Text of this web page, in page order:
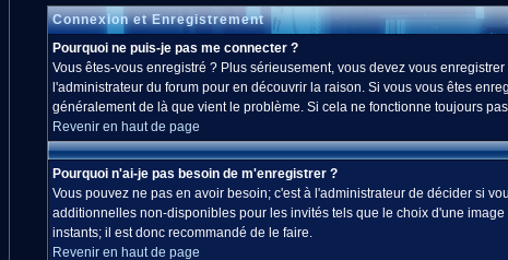
Connexion et Enregistrement
Pourquoi ne puis-je pas me connecter ?
Vous êtes-vous enregistré ? Plus sérieusement, vous devez vous
l'administrateur du forum pour en découvrir la raison. Si vous vous êtes
généralement de là que vient le problème. Si cela ne fonctionne toujours
Revenir en haut de page
Pourquoi n'ai-je pas besoin de m'enregistrer ?
Vous pouvez ne pas en avoir besoin; c'est à l'administrateur de décider si
additionnelles non-disponibles pour les invités tels que le choix d'une
instants; il est donc recommandé de le faire.
Revenir en haut de page